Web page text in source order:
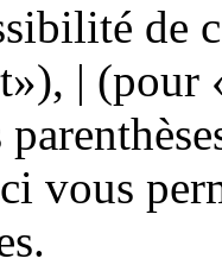
de
| (pour
vous